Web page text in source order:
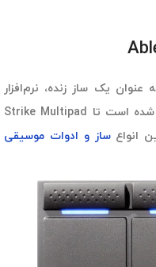
یک ساز زنده، نرم‌افزار
Ableton 10 Live Lite طراحی و ساخته شده است تا Strike Multipad
انواعساز و ادوات موسیقی